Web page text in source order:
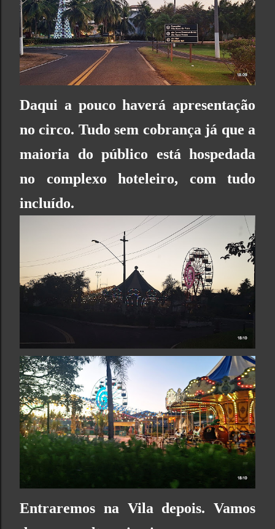
Daqui a pouco haverá apresentação
no circo. Tudo sem cobrança já que a
maioria do público está hospedada
no complexo hoteleiro, com tudo
incluído.
Entraremos na Vila depois. Vamos